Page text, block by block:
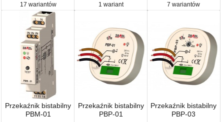
17 wariantów 1 wariant 7 wariantów
Przekaźnik bistabilny
PBM-01
Przekaźnik bistabilny
PBP-01
Przekaźnik bistabilny
PBP-03